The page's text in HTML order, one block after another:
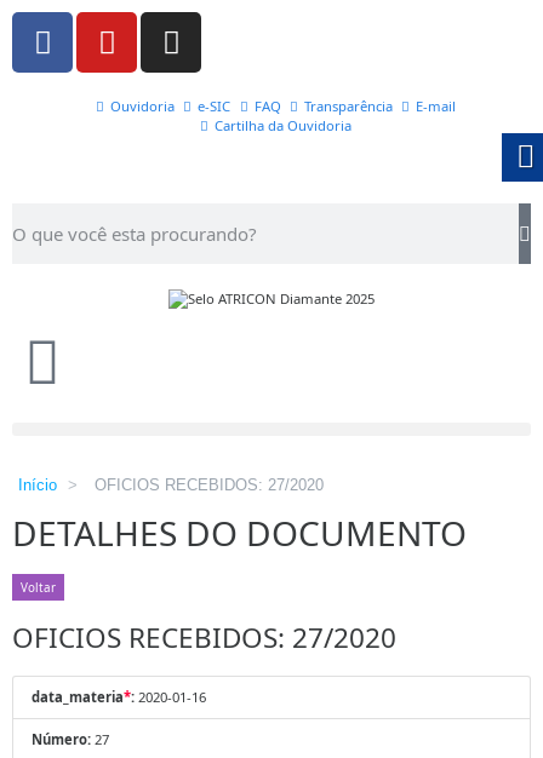
Ouvidoria e-SIC FAQ Transparência
E-mail
Cartilha da Ouvidoria
Início > OFICIOS RECEBIDOS: 27/2020
DETALHES DO DOCUMENTO
Voltar
OFICIOS RECEBIDOS: 27/2020
data_materia*: 2020-01-16
Número: 27